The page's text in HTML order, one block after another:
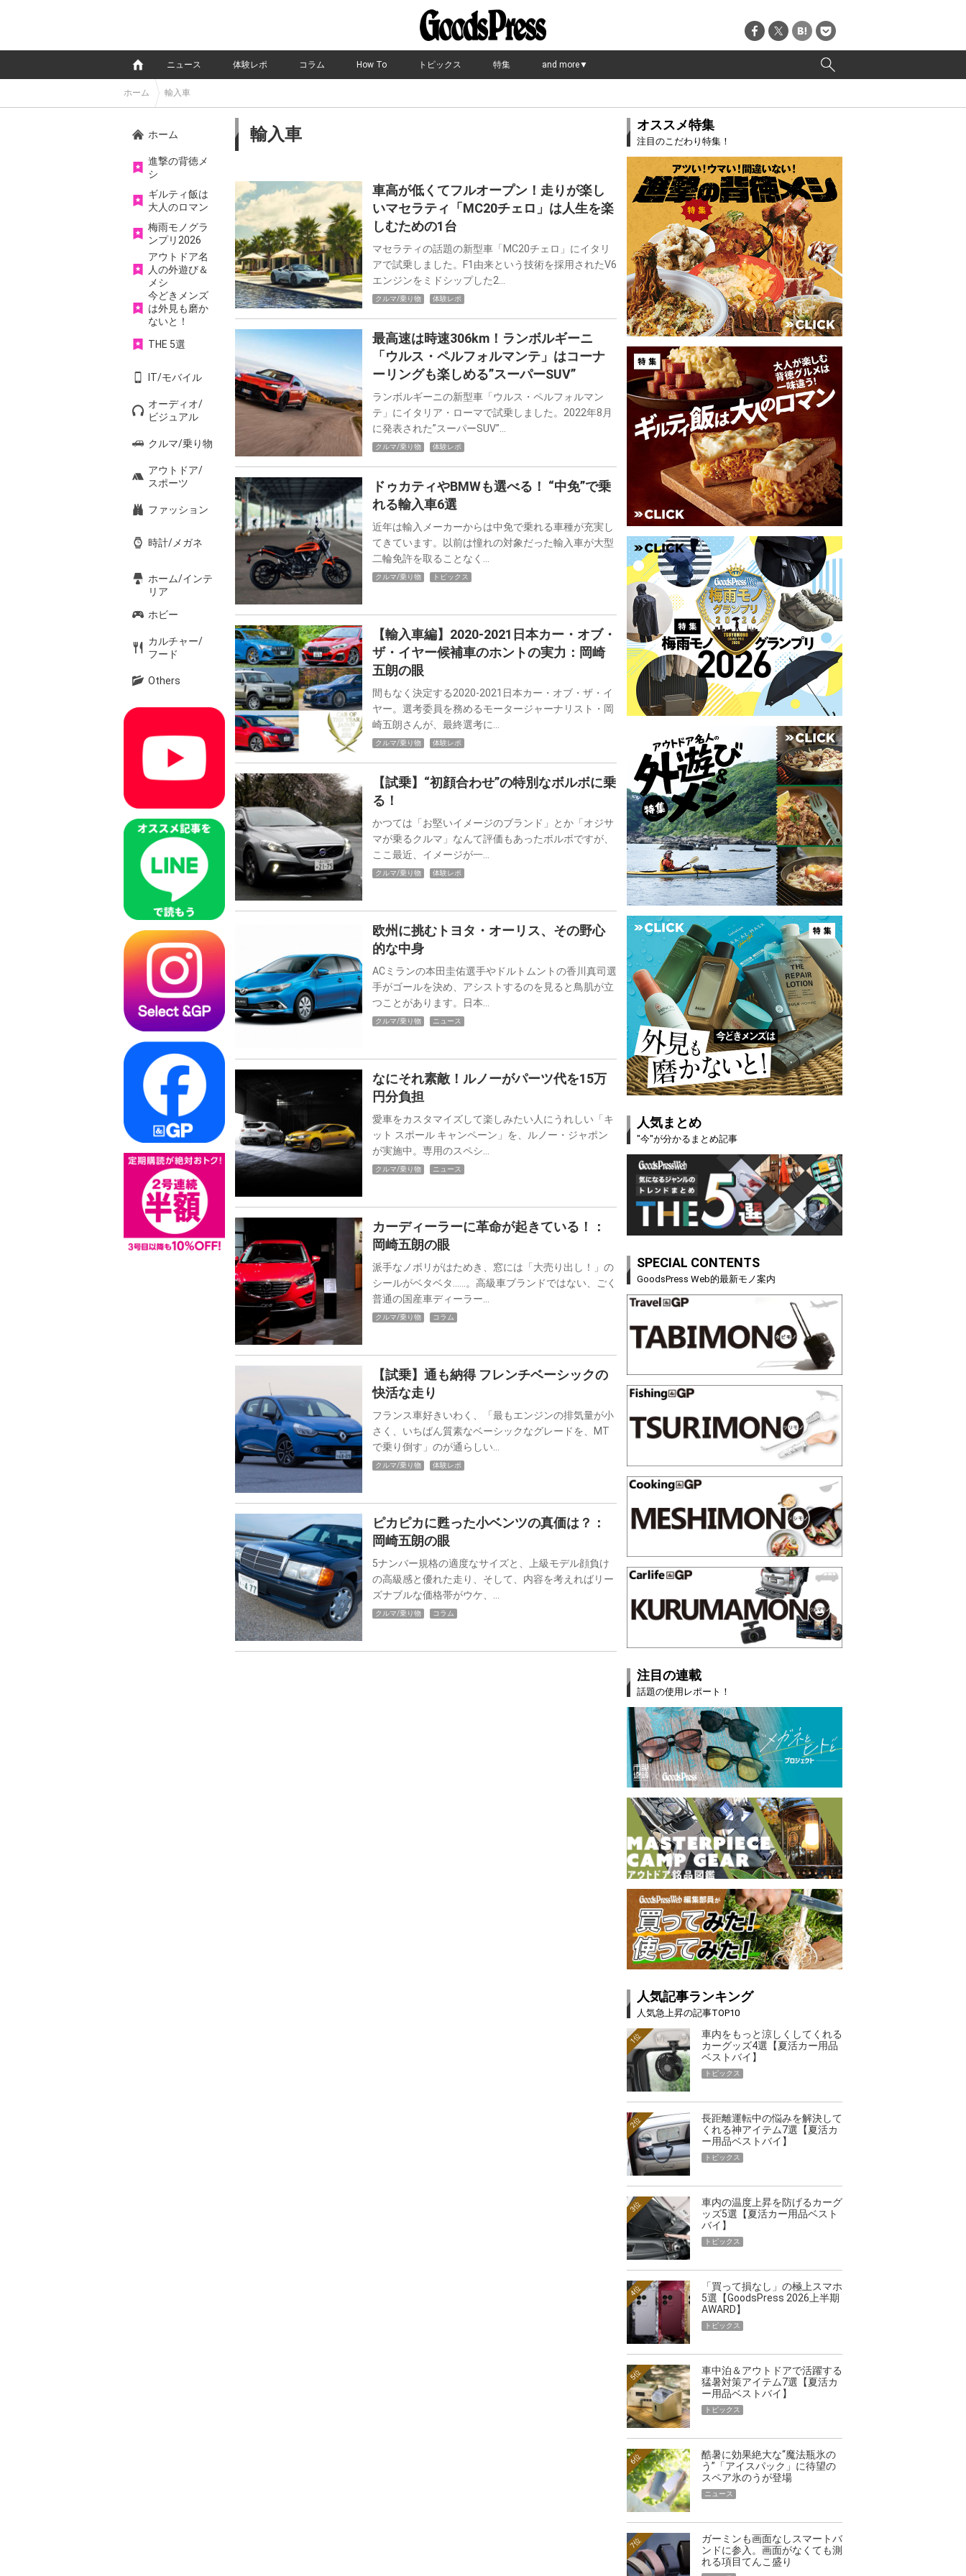
ニュース 体験レポ コラム How To トピックス 特集 and more▼
ホーム 輸入車
ホーム
進撃の背徳メ
シ
ギルティ飯は
大人のロマン
梅雨モノグラ
ンプリ2026
アウトドア名
人の外遊び＆
メシ
今どきメンズ
は外見も磨か
ないと！
THE 5選
IT/モバイル
オーディオ/
ビジュアル
クルマ/乗り物
アウトドア/
スポーツ
ファッション
時計/メガネ
ホーム/インテ
リア
ホビー
カルチャー/
フード
Others
輸入車
車高が低くてフルオープン！走りが楽し
いマセラティ「MC20チェロ」は人生を楽
しむための1台
マセラティの話題の新型車「MC20チェロ」にイタリ
アで試乗しました。F1由来という技術を採用されたV6
エンジンをミドシップした2…
クルマ/乗り物 体験レポ
最高速は時速306km！ランボルギーニ
「ウルス・ペルフォルマンテ」はコーナ
ーリングも楽しめる”スーパーSUV”
ランボルギーニの新型車「ウルス・ペルフォルマン
テ」にイタリア・ローマで試乗しました。2022年8月
に発表された”スーパーSUV”…
クルマ/乗り物 体験レポ
ドゥカティやBMWも選べる！ “中免”で乗
れる輸入車6選
近年は輸入メーカーからは中免で乗れる車種が充実し
てきています。以前は憧れの対象だった輸入車が大型
二輪免許を取ることなく…
クルマ/乗り物 トピックス
【輸入車編】2020-2021日本カー・オブ・
ザ・イヤー候補車のホントの実力：岡崎
五朗の眼
間もなく決定する2020-2021日本カー・オブ・ザ・イ
ヤー。選考委員を務めるモータージャーナリスト・岡
崎五朗さんが、最終選考に…
クルマ/乗り物 体験レポ
【試乗】“初顔合わせ”の特別なボルボに乗
る！
かつては「お堅いイメージのブランド」とか「オジサ
マが乗るクルマ」なんて評価もあったボルボですが、
ここ最近、イメージが一…
クルマ/乗り物 体験レポ
欧州に挑むトヨタ・オーリス、その野心
的な中身
ACミランの本田圭佑選手やドルトムントの香川真司選
手がゴールを決め、アシストするのを見ると鳥肌が立
つことがあります。日本…
クルマ/乗り物 ニュース
なにそれ素敵！ルノーがパーツ代を15万
円分負担
愛車をカスタマイズして楽しみたい人にうれしい「キ
ット スポール キャンペーン」を、ルノー・ジャポン
が実施中。専用のスペシ…
クルマ/乗り物 ニュース
カーディーラーに革命が起きている！：
岡崎五朗の眼
派手なノボリがはためき、窓には「大売り出し！」の
シールがベタベタ……。高級車ブランドではない、ごく
普通の国産車ディーラー…
クルマ/乗り物 コラム
【試乗】通も納得 フレンチベーシックの
快活な走り
フランス車好きいわく、「最もエンジンの排気量が小
さく、いちばん質素なベーシックなグレードを、MT
で乗り倒す」のが通らしい…
クルマ/乗り物 体験レポ
ピカピカに甦った小ベンツの真価は？：
岡崎五朗の眼
5ナンバー規格の適度なサイズと、上級モデル顔負け
の高級感と優れた走り、そして、内容を考えればリー
ズナブルな価格帯がウケ、…
クルマ/乗り物 コラム
オススメ特集
注目のこだわり特集！
人気まとめ
"今"が分かるまとめ記事
SPECIAL CONTENTS
GoodsPress Web的最新モノ案内
注目の連載
話題の使用レポート！
人気記事ランキング
人気急上昇の記事TOP10
車内をもっと涼しくしてくれる
カーグッズ4選【夏活カー用品
ベストバイ】
1位
トピックス
長距離運転中の悩みを解決して
くれる神アイテム7選【夏活カ
ー用品ベストバイ】
2位
トピックス
車内の温度上昇を防げるカーグ
ッズ5選【夏活カー用品ベスト
バイ】
3位
トピックス
「買って損なし」の極上スマホ
5選【GoodsPress 2026上半期
AWARD】
4位
トピックス
車中泊＆アウトドアで活躍する
猛暑対策アイテム7選【夏活カ
ー用品ベストバイ】
5位
トピックス
酷暑に効果絶大な“魔法瓶氷の
う”「アイスパック」に待望の
スペア氷のうが登場
6位
ニュース
ガーミンも画面なしスマートバ
ンドに参入。画面がなくても測
れる項目てんこ盛り
7位